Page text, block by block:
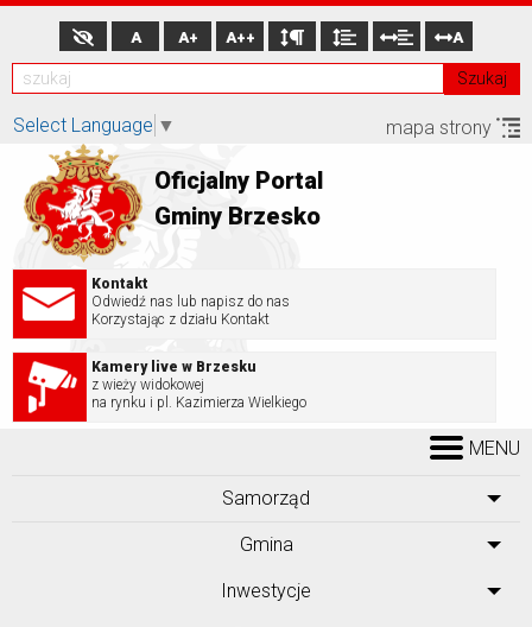
Szukaj
A A+ A++ A
Select Language ▼ mapa strony
Oficjalny Portal
Gminy Brzesko
Kontakt
Odwiedź nas lub napisz do nas
Korzystając z działu Kontakt
Kamery live w Brzesku
z wieży widokowej
na rynku i pl. Kazimierza Wielkiego
MENU
Samorząd
Gmina
Inwestycje